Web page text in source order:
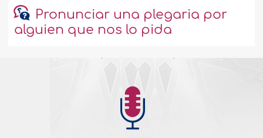
Pronunciar una plegaria por
alguien que nos lo pida